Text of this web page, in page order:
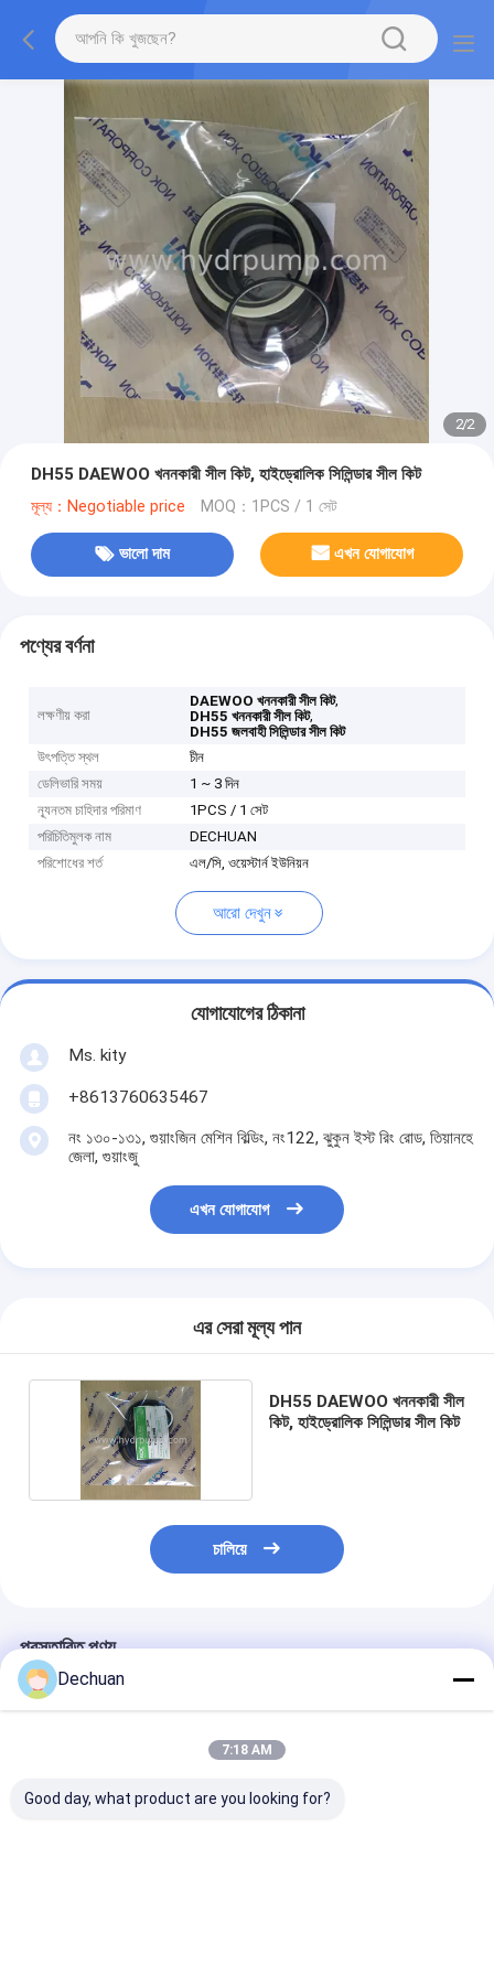
2/2
DH55 DAEWOO খননকারী সীল কিট, হাইড্রোলিক সিলিন্ডার সীল কিট
মূল্য：Negotiable price MOQ：1PCS / 1 সেট
ভালো দাম এখন যোগাযোগ
পণ্যের বর্ণনা
লক্ষণীয় করা
DAEWOO খননকারী সীল কিট,
DH55 খননকারী সীল কিট,
DH55 জলবাহী সিলিন্ডার সীল কিট
উৎপত্তি স্থল
চীন
ডেলিভারি সময়
1 ~ 3 দিন
ন্যূনতম চাহিদার পরিমাণ
1PCS / 1 সেট
পরিচিতিমুলক নাম
DECHUAN
পরিশোধের শর্ত
এল/সি, ওয়েস্টার্ন ইউনিয়ন
আরো দেখুন
যোগাযোগের ঠিকানা
Ms. kity
+8613760635467
নং ১৩০-১৩১, গুয়াংজিন মেশিন বিল্ডিং, নং122, ঝুকুন ইস্ট রিং রোড, তিয়ানহে
জেলা, গুয়াংজু
এখন যোগাযোগ
এর সেরা মূল্য পান
DH55 DAEWOO খননকারী সীল
কিট, হাইড্রোলিক সিলিন্ডার সীল কিট
চালিয়ে
প্রস্তাবিত পণ্য
Dechuan
7:18 AM
Good day, what product are you looking for?